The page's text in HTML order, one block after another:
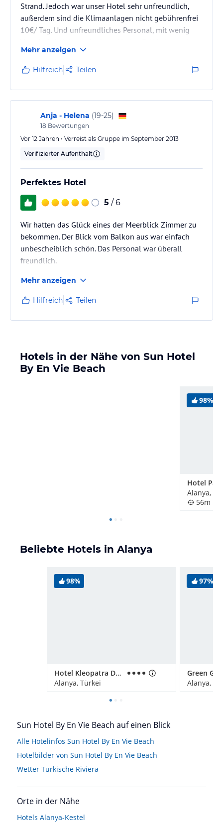
Strand. Jedoch war unser Hotel sehr unfreundlich,
außerdem sind die Klimaanlagen nicht gebührenfrei
10€/ Tag. Und unfreundliches Personal, mit wenig
Mal Urlaub machen.
Mehr anzeigen
Hilfreich Teilen
Anja - Helena (19-25)
18 Bewertungen
Vor 12 Jahren • Verreist als Gruppe im September 2013
Verifizierter Aufenthalt
Perfektes Hotel
5 / 6
Wir hatten das Glück eines der Meerblick Zimmer zu
bekommen. Der Blick vom Balkon aus war einfach
unbescheiblich schön. Das Personal war überall
freundlich.
Hafen. Für Bade- und Partyurlaub ist dieses Hotel
einfach durch die Lage perfekt. Ich kann es nur weiter
Mehr anzeigen
Hilfreich Teilen
Hotels in der Nähe von Sun Hotel
By En Vie Beach
98%
Hotel
Alanya,
56m
Beliebte Hotels in Alanya
98%
Hotel Kleopatra Dreams Beach
Alanya, Türkei
97%
Alanya,
Sun Hotel By En Vie Beach auf einen Blick
Alle Hotelinfos Sun Hotel By En Vie Beach
Hotelbilder von Sun Hotel By En Vie Beach
Wetter Türkische Riviera
Orte in der Nähe
Hotels Alanya-Kestel